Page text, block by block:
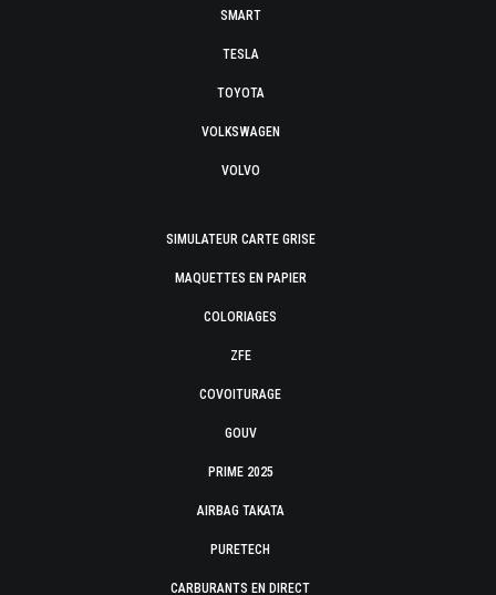
SMART
TESLA
TOYOTA
VOLKSWAGEN
VOLVO
SIMULATEUR CARTE GRISE
MAQUETTES EN PAPIER
COLORIAGES
ZFE
COVOITURAGE
GOUV
PRIME 2025
AIRBAG TAKATA
PURETECH
CARBURANTS EN DIRECT